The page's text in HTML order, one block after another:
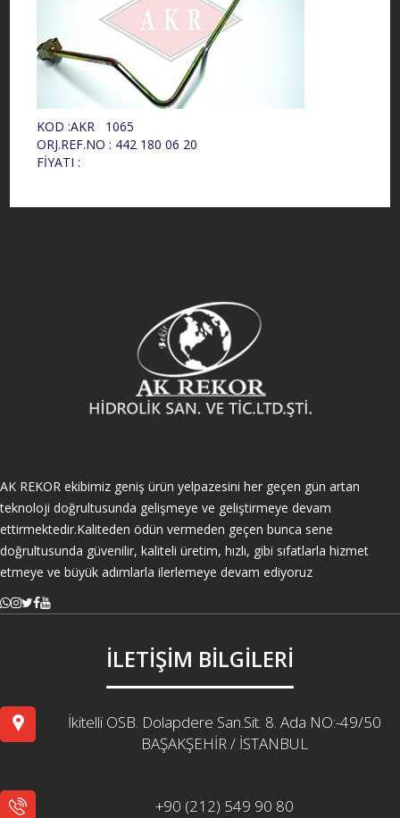
KOD :AKR 1065
ORJ.REF.NO : 442 180 06 20
FİYATI :
AK REKOR ekibimiz geniş ürün yelpazesini her geçen gün artan
teknoloji doğrultusunda gelişmeye ve geliştirmeye devam
ettirmektedir.Kaliteden ödün vermeden geçen bunca sene
doğrultusunda güvenilir, kaliteli üretim, hızlı, gibi sıfatlarla hizmet
etmeye ve büyük adımlarla ilerlemeye devam ediyoruz
İLETİŞİM BİLGİLERİ
İkitelli OSB. Dolapdere San.Sit. 8. Ada NO:-49/50
BAŞAKŞEHİR / İSTANBUL
+90 (212) 549 90 80